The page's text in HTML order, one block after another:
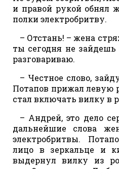
и правой рукой обнял
полки электробритву.
– Отстань! – жена
ты сегодня не
разговариваю.
– Честное слово,
Потапов прижал левую
стал включать вилку в
– Андрей, это дело
дальнейшие слова
электробритвы.
лицо в зеркальце и
выдернул вилку из